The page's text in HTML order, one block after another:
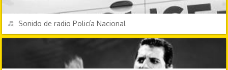
REPRODUCIR
Sonido de radio Policía Nacional